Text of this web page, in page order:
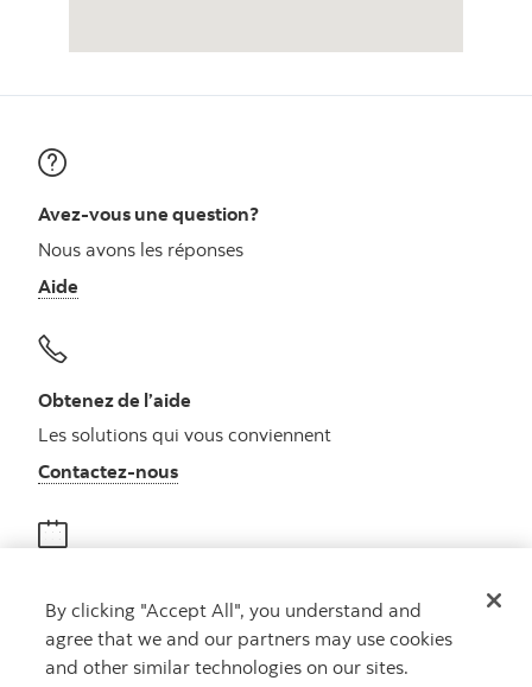
Avez-vous une question?
Nous avons les réponses
Aide
Obtenez de l’aide
Les solutions qui vous conviennent
Contactez-nousAutres numéros, contactez-nous par
Rencontrez un conseiller
Prenez rendez-vous
By clicking "Accept All", you understand and
agree that we and our partners may use cookies
and other similar technologies on our sites.